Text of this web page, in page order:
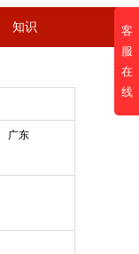
知识
广东
客
服
在
线